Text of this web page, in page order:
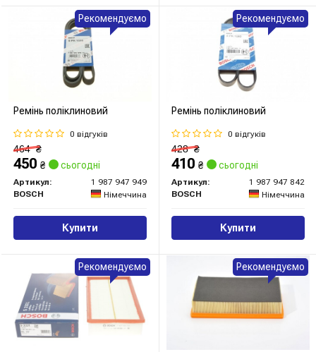
Ремінь поліклиновий
0 відгуків
464₴
450 ₴ сьогодні
Артикул:
1 987 947 949
BOSCH
Німеччина
Купити
Рекомендуємо
Ремінь поліклиновий
0 відгуків
428₴
410 ₴ сьогодні
Артикул:
1 987 947 842
BOSCH
Німеччина
Купити
Рекомендуємо
Рекомендуємо Рекомендуємо